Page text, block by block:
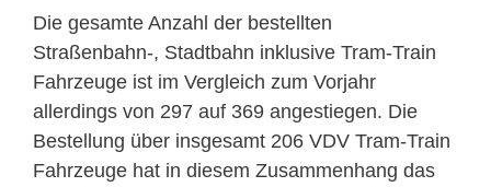
Die gesamte Anzahl der bestellten
Straßenbahn-, Stadtbahn inklusive Tram-Train
Fahrzeuge ist im Vergleich zum Vorjahr
allerdings von 297 auf 369 angestiegen. Die
Bestellung über insgesamt 206 VDV Tram-Train
Fahrzeuge hat in diesem Zusammenhang das